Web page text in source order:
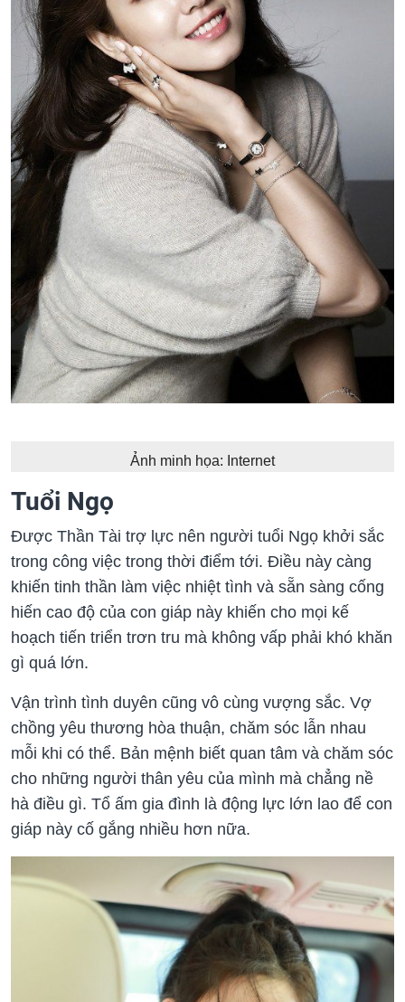
Ảnh minh họa: Internet
Tuổi Ngọ
Được Thần Tài trợ lực nên người tuổi Ngọ khởi sắc
trong công việc trong thời điểm tới. Điều này càng
khiến tinh thần làm việc nhiệt tình và sẵn sàng cống
hiến cao độ của con giáp này khiến cho mọi kế
hoạch tiến triển trơn tru mà không vấp phải khó khăn
gì quá lớn.
Vận trình tình duyên cũng vô cùng vượng sắc. Vợ
chồng yêu thương hòa thuận, chăm sóc lẫn nhau
mỗi khi có thể. Bản mệnh biết quan tâm và chăm sóc
cho những người thân yêu của mình mà chẳng nề
hà điều gì. Tổ ấm gia đình là động lực lớn lao để con
giáp này cố gắng nhiều hơn nữa.